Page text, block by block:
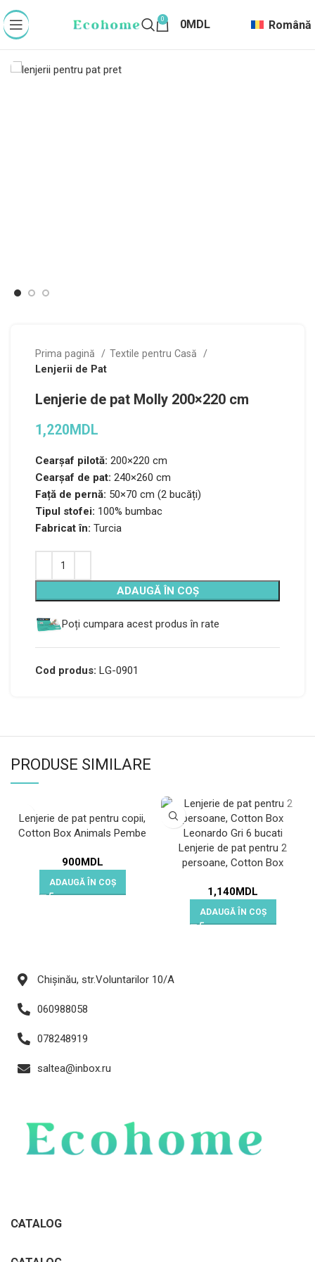
0 0MDL Română
Prima pagină
Textile pentru Casă
Lenjerii de Pat
Lenjerie de pat Molly 200×220 cm
1,220MDL
Cearșaf pilotă: 200×220 cm
Cearşaf de pat: 240×260 cm
Față de pernă: 50×70 cm (2 bucăți)
Tipul stofei: 100% bumbac
Fabricat în: Turcia
ADAUGĂ ÎN COȘ
Alternative:
Poți cumpara acest produs în rate
Cod produs: LG-0901
PRODUSE SIMILARE
Lenjerie de pat pentru copii,
Cotton Box Animals Pembe
900MDL
ADAUGĂ ÎN COȘ
Lenjerie de pat pentru 2
persoane, Cotton Box
1,140MDL
ADAUGĂ ÎN COȘ
Chișinău, str.Voluntarilor 10/A
060988058
078248919
saltea@inbox.ru
CATALOG